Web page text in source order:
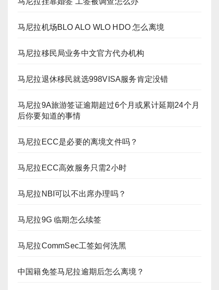
马尼拉机场BLO ALO WLO HDO 怎么离境
马尼拉移民局业务中文官方代办机构
马尼拉退休移民就选998VISA服务肯定没错
马尼拉9A旅游签证逾期超过6个月或累计延期24个月
后你要知道的事情
马尼拉ECC是必要的离境文件吗？
马尼拉ECC高效服务只需2小时
马尼拉NBI可以不出席办理吗？
马尼拉9G 临期怎么续签
马尼拉CommSec工签如何洗黑
中国籍免签马尼拉逾期后怎么离境？